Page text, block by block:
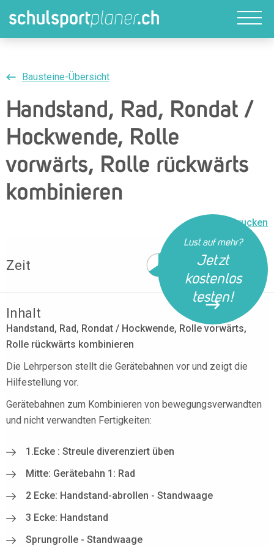
Lust auf mehr?
Jetzt
kostenlos
testen!
Bausteine-Übersicht
Handstand, Rad, Rondat /
Hockwende, Rolle
vorwärts, Rolle rückwärts
kombinieren
Drucken
Zeit 40 Min
Inhalt
Handstand, Rad, Rondat / Hockwende, Rolle vorwärts,
Rolle rückwärts kombinieren
Die Lehrperson stellt die Gerätebahnen vor und zeigt die
Hilfestellung vor.
Gerätebahnen zum Kombinieren von bewegungsverwandten
und nicht verwandten Fertigkeiten:
1.Ecke : Streule diverenziert üben
Mitte: Gerätebahn 1: Rad
2 Ecke: Handstand-abrollen - Standwaage
3 Ecke: Handstand
Sprungrolle - Standwaage